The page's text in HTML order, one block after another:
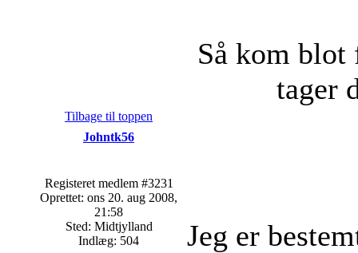
Så kom blot
tager
Tilbage til toppen
Johntk56
Registeret medlem #3231
Oprettet: ons 20. aug 2008,
21:58
Sted: Midtjylland
Indlæg: 504
Jeg er